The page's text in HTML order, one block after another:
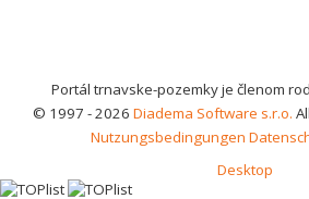
Portál trnavske-pozemky je členom
© 1997 - 2026 Diadema Software s.r.o.
Nutzungsbedingungen
Desktop